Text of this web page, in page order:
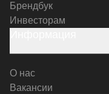
Брендбук
Инвесторам
О нас
Вакансии